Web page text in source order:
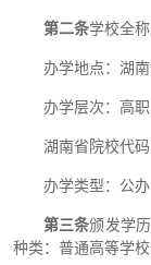
第二条学校全
办学地点：湖
办学层次：高职
湖南省院校代
办学类型：公办
第三条颁发学
种类：普通高等学